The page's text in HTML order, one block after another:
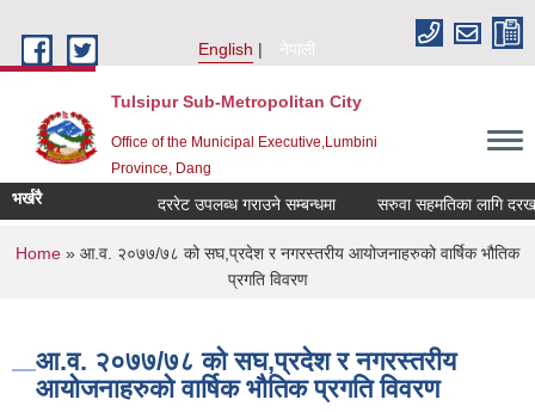
English
नेपाली
Tulsipur Sub-Metropolitan City
Office of the Municipal Executive,Lumbini
Province, Dang
भर्खरै दररेट उपलब्ध गराउने सम्बन्धमा सरुवा सहमतिका लागि
You are here
Home » आ.व. २०७७/७८ को स‌घ,प्रदेश र नगरस्तरीय आयोजनाहरुको वार्षिक भौतिक
प्रगति विवरण
आ.व. २०७७/७८ को स‌घ,प्रदेश र नगरस्तरीय
आयोजनाहरुको वार्षिक भौतिक प्रगति विवरण